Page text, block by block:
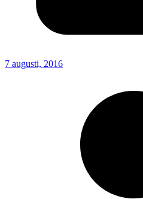
7 augusti, 2016